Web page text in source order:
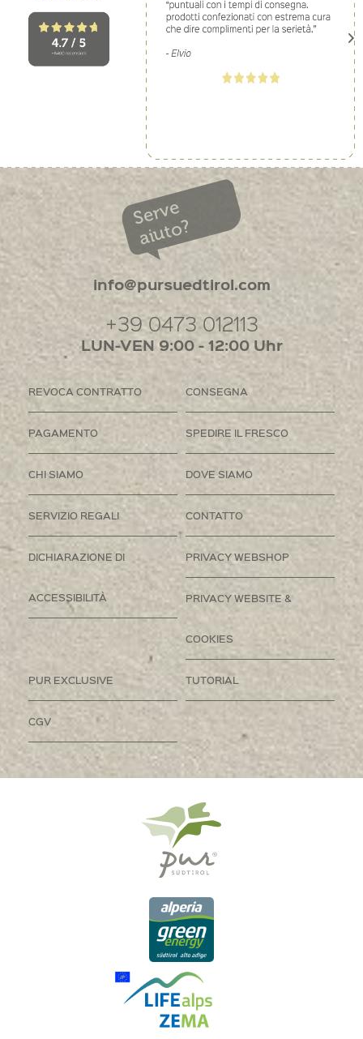
Serve
aiuto?
info@pursuedtirol.com
+39 0473 012113
LUN-VEN 9:00 - 12:00 Uhr
REVOCA CONTRATTO CONSEGNA
PAGAMENTO SPEDIRE IL FRESCO
CHI SIAMO DOVE SIAMO
SERVIZIO REGALI CONTATTO
DICHIARAZIONE DI
ACCESSIBILITÀ
PRIVACY WEBSHOP
PRIVACY WEBSITE &
COOKIES
PUR EXCLUSIVE TUTORIAL
CGV